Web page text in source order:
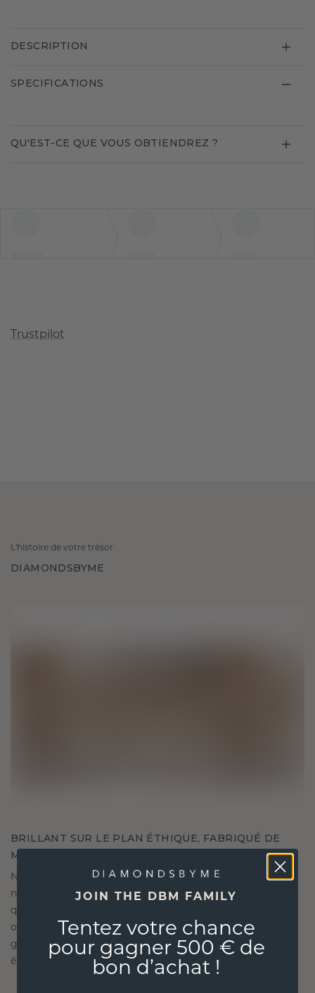
DESCRIPTION
SPECIFICATIONS
QU'EST-CE QUE VOUS OBTIENDREZ ?
Trustpilot
L'histoire de votre trésor
DIAMONDSBYME
BRILLANT SUR LE PLAN ÉTHIQUE, FABRIQUÉ DE
MAIN DE MAÎTRE
Nous ne choisissons que les matériaux les plus
nobles et respectueux de l'environnement, ainsi
que des diamants synthétiques. Nos experts en
orfèvrerie allient durabilité et savoir-faire inégalé,
garantissant ainsi que vos bijoux sont aussi
éthiques qu'exquis.
JOIN THE DBM FAMILY
Tentez votre chance
pour gagner 500 € de
bon d’achat !